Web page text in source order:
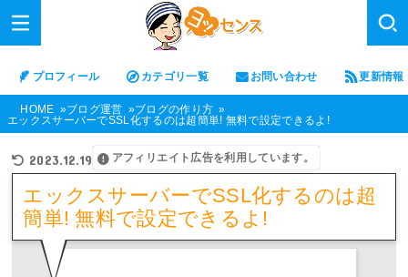
プロフィール カテゴリ一覧 お問い合わせ 更新情報
HOME ブログ運営
ブログの作り方
エックスサーバーでSSL化するのは超簡単! 無料で設定できるよ!
2023.12.19 アフィリエイト広告を利用しています。
エックスサーバーでSSL化するのは超
簡単! 無料で設定できるよ!